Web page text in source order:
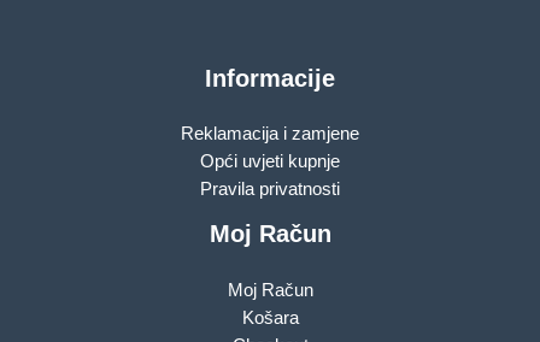
Informacije
Reklamacija i zamjene
Opći uvjeti kupnje
Pravila privatnosti
Moj Račun
Moj Račun
Košara